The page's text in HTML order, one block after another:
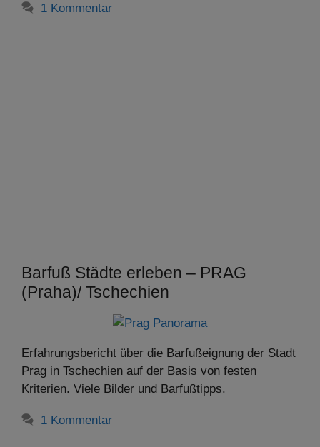
1 Kommentar
Barfuß Städte erleben – PRAG
(Praha)/ Tschechien
Erfahrungsbericht über die Barfußeignung der Stadt
Prag in Tschechien auf der Basis von festen
Kriterien. Viele Bilder und Barfußtipps.
1 Kommentar